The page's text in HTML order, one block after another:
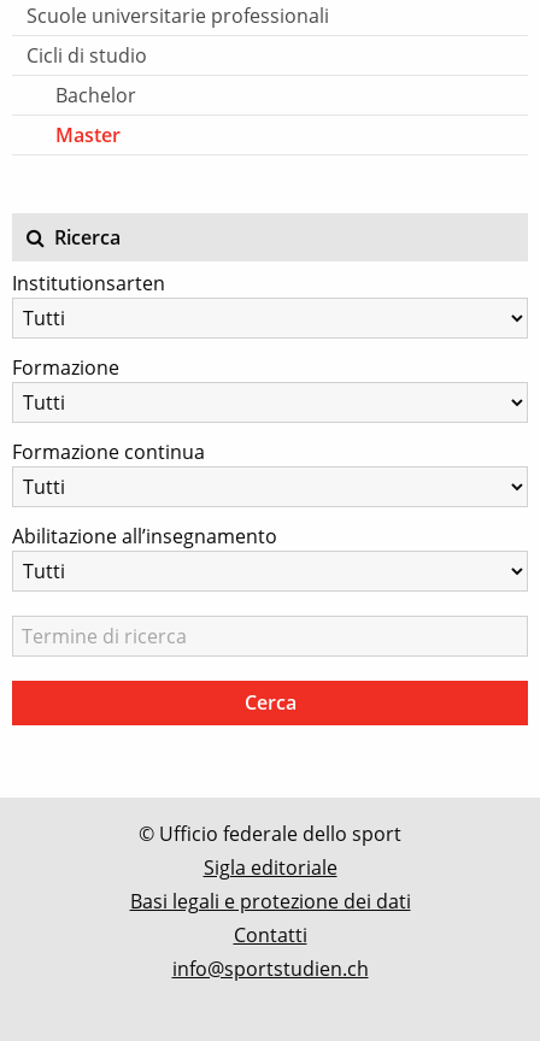
Scuole universitarie professionali
Cicli di studio
Bachelor
Master
Ricerca
Institutionsarten
Formazione
Formazione continua
Abilitazione all’insegnamento
© Ufficio federale dello sport
Sigla editoriale
Basi legali e protezione dei dati
Contatti
info@sportstudien.ch